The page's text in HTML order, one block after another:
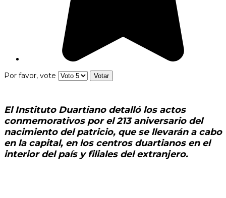
Por favor, vote
El Instituto Duartiano detalló los actos
conmemorativos por el 213 aniversario del
nacimiento del patricio, que se llevarán a cabo
en la capital, en los centros duartianos en el
interior del país y filiales del extranjero.